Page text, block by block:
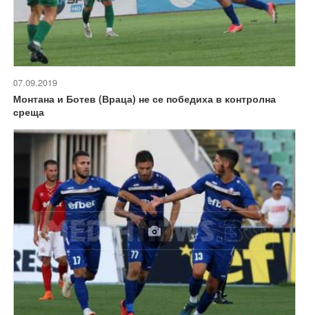
07.09.2019
Монтана и Ботев (Враца) не се победиха в контролна
среща